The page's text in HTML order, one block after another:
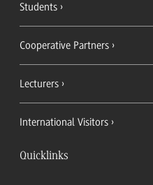
Students
Cooperative Partners
Lecturers
International Visitors
Quicklinks